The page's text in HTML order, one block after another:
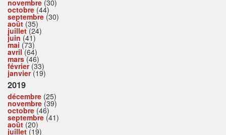
novembre (30)
octobre (44)
septembre (30)
août (35)
juillet(24)
juin (41)
mai (73)
avril(64)
mars(46)
février(33)
janvier(19)
2019
décembre (25)
novembre (39)
octobre (46)
septembre (41)
août (20)
juillet(19)